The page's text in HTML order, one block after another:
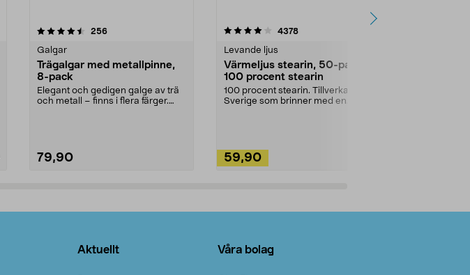
256recensioner
Galgar
Trägalgar med metallpinne,
8-pack
Elegant och gedigen galge av trä
och metall – finns i flera färger.
79,90
4.0av 5 stjärnor 4378recensioner
Levande ljus
Värmeljus stearin, 50-pack,
100 procent stearin
100 procent stearin. Tillverkade i
Sverige som brinner med en
59,90
4.5av 5 stjärnor
Aktuellt Våra bolag